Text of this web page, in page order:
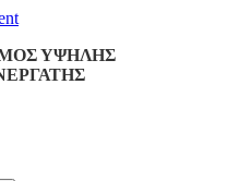
ΥΨΗΛΗΣ